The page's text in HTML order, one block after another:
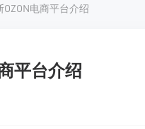
OZON电商平台介绍
平台介绍